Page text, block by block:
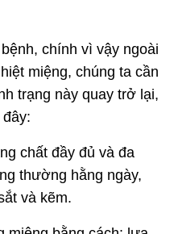
chính vì vậy ngoài
miệng, chúng ta cần
trạng này quay trở lại,
chất đầy đủ và đa
thường hằng ngày,
và kẽm.